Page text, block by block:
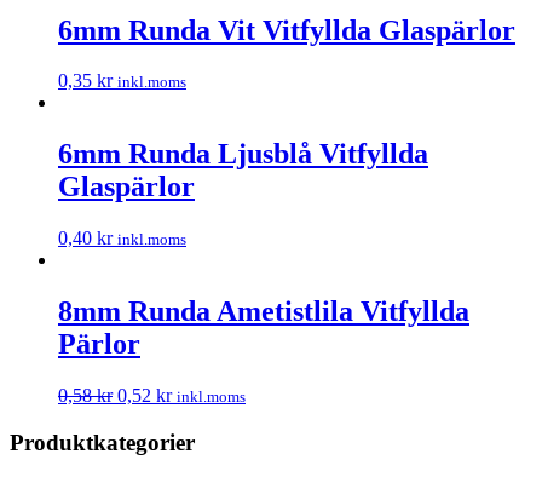
6mm Runda Vit Vitfyllda Glaspärlor
0,35 kr inkl.moms
6mm Runda Ljusblå Vitfyllda
Glaspärlor
0,40 kr inkl.moms
8mm Runda Ametistlila Vitfyllda
Pärlor
0,58kr 0,52 kr inkl.moms
Produktkategorier